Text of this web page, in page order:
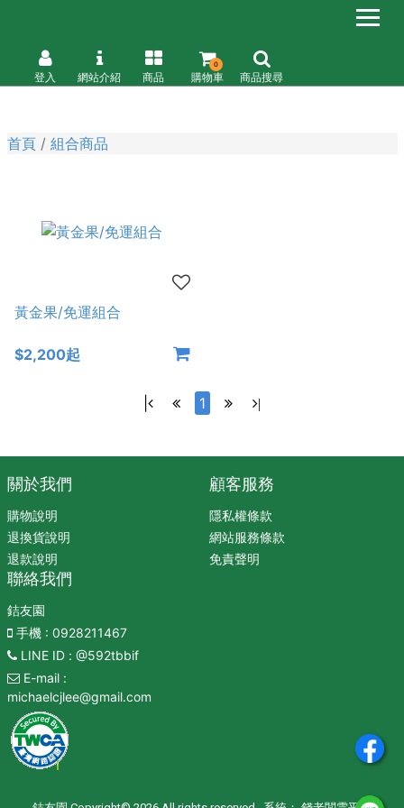
登入 網站介紹 商品 購物車
0
商品搜尋
首頁 組合商品
黃金果/免運組合
$2,200起
1 |
關於我們
購物說明
退換貨說明
退款說明
顧客服務
隱私權條款
網站服務條款
免責聲明
聯絡我們
銡友園
手機: 0928211467
LINE ID: @592tbbif
E-mail:
michaelcjlee@gmail.com